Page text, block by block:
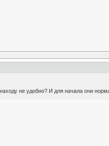
не удобно? И для начала они